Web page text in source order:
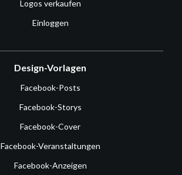
Logos verkaufen
Einloggen
Design-Vorlagen
Facebook-Posts
Facebook-Storys
Facebook-Cover
Facebook-Veranstaltungen
Facebook-Anzeigen